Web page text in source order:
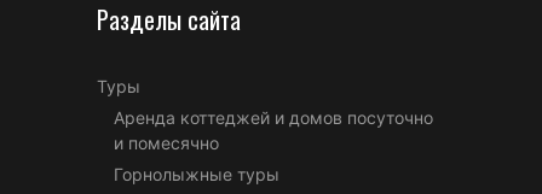
Разделы сайта
Туры
Аренда коттеджей и домов посуточно
и помесячно
Горнолыжные туры